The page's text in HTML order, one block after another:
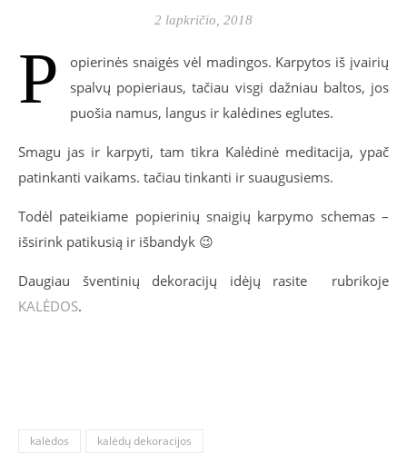
2 lapkričio, 2018
P
opierinės snaigės vėl madingos. Karpytos iš įvairių
spalvų popieriaus, tačiau visgi dažniau baltos, jos
puošia namus, langus ir kalėdines eglutes.
Smagu jas ir karpyti, tam tikra Kalėdinė meditacija, ypač
patinkanti vaikams. tačiau tinkanti ir suaugusiems.
Todėl pateikiame popierinių snaigių karpymo schemas –
išsirink patikusią ir išbandyk 😉
Daugiau šventinių dekoracijų idėjų rasite rubrikoje
KALĖDOS.
kalėdos kalėdų dekoracijos